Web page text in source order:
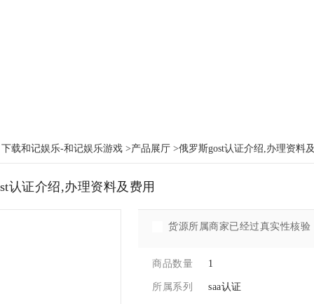
下载和记娱乐-和记娱乐游戏 >产品展厅 >俄罗斯gost认证介绍,办理资料
认证介绍,办理资料及费用
货源所属商家已经过真实性核验
商品数量 1
所属系列 saa认证